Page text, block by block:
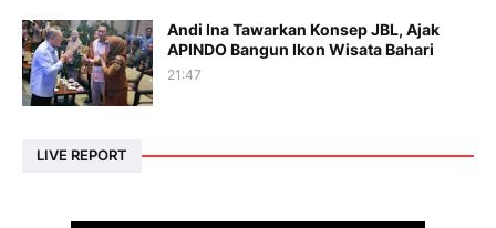
Andi Ina Tawarkan Konsep JBL, Ajak
APINDO Bangun Ikon Wisata Bahari
21:47
LIVE REPORT